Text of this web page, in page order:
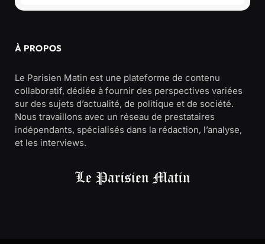
À PROPOS
Le Parisien Matin est une plateforme de contenu
collaboratif, dédiée à fournir des perspectives variées
sur des sujets d’actualité, de politique et de société.
Nous travaillons avec un réseau de prestataires
indépendants, spécialisés dans la rédaction, l’analyse,
et les interviews.